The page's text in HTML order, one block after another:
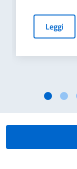
Leggi